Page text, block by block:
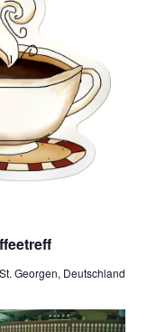
Georgen, Deutschland